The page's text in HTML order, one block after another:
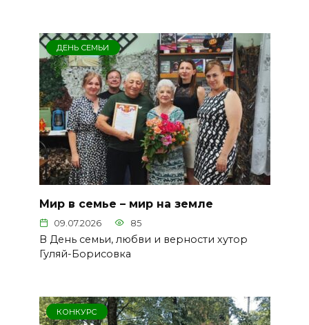
ДЕНЬ СЕМЬИ
Мир в семье – мир на земле
09.07.2026 85
В День семьи, любви и верности хутор
Гуляй-Борисовка
КОНКУРС